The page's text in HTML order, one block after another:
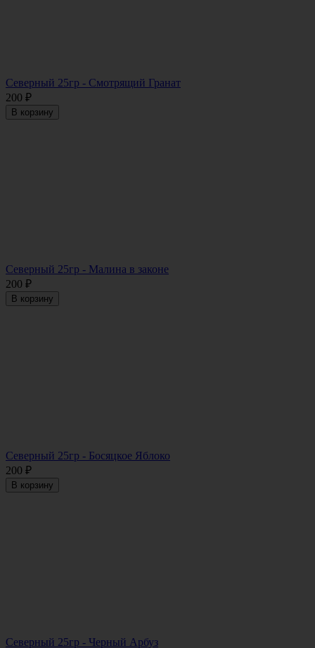
Северный 25гр - Смотрящий Гранат
200 ₽
В корзину
Северный 25гр - Малина в законе
200 ₽
В корзину
Северный 25гр - Босяцкое Яблоко
200 ₽
В корзину
Северный 25гр - Черный Арбуз